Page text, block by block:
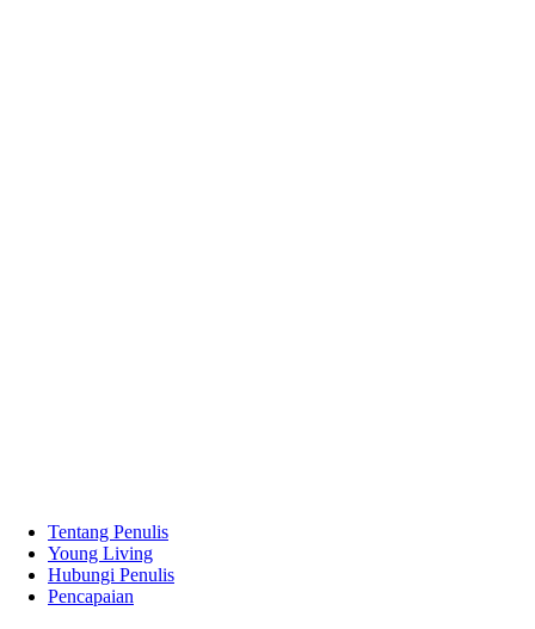
Tentang Penulis
Young Living
Hubungi Penulis
Pencapaian